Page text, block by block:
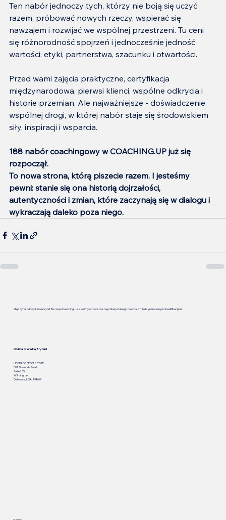
Ten nabór jednoczy tych, którzy nie boją się uczyć
razem, próbować nowych rzeczy, wspierać się
nawzajem i rozwijać we wspólnej przestrzeni. Tu ceni
się różnorodność spojrzeń i jednocześnie jedność
wartości: etyki, partnerstwa, szacunku i otwartości.
Przed wami zajęcia praktyczne, certyfikacja
międzynarodowa, pierwsi klienci, wspólne odkrycia i
historie przemian. Ale najważniejsze - doświadczenie
wspólnej drogi, w której nabór staje się środowiskiem
siły, inspiracji i wsparcia.
188 nabór coachingowy w COACHING.UP już się
rozpoczął.
To nowa strona, którą piszecie razem. I jesteśmy
pewni: stanie się ona historią dojrzałości,
autentyczności i zmian, które zaczynają się w dialogu i
wykraczają daleko poza niego.
Międzynarodowy Uniwersytet Rozwoju Coachingu - szkolimy od podstaw na profesjonalnego coacha z międzynarodowymi kwalifikacjami.
Oddział w Wielkiej Brytanii
UPGRADE PEOPLE CORP
501 Silverside Road
Suite 105
Wilmington
Delaware, USA, 19809